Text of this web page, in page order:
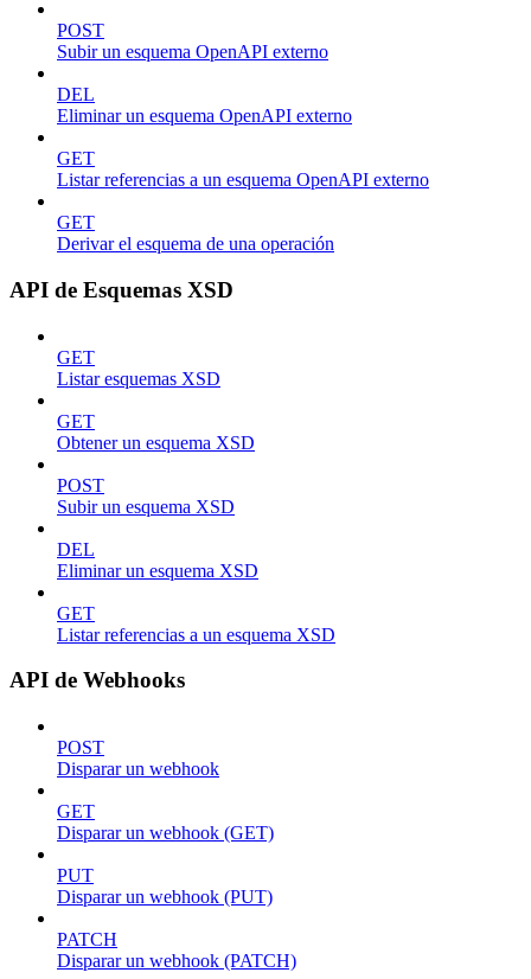
POST
Subir un esquema OpenAPI externo
DEL
Eliminar un esquema OpenAPI externo
GET
Listar referencias a un esquema OpenAPI externo
GET
Derivar el esquema de una operación
API de Esquemas XSD
GET
Listar esquemas XSD
GET
Obtener un esquema XSD
POST
Subir un esquema XSD
DEL
Eliminar un esquema XSD
GET
Listar referencias a un esquema XSD
API de Webhooks
POST
Disparar un webhook
GET
Disparar un webhook (GET)
PUT
Disparar un webhook (PUT)
PATCH
Disparar un webhook (PATCH)